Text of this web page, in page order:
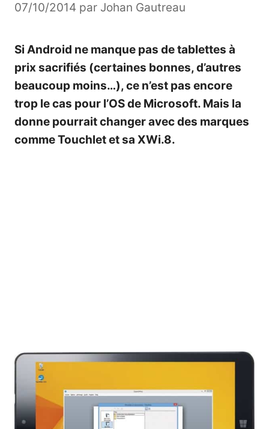
07/10/2014 par Johan Gautreau
Si Android ne manque pas de tablettes à
prix sacrifiés (certaines bonnes, d’autres
beaucoup moins…), ce n’est pas encore
trop le cas pour l’OS de Microsoft. Mais la
donne pourrait changer avec des marques
comme Touchlet et sa XWi.8.